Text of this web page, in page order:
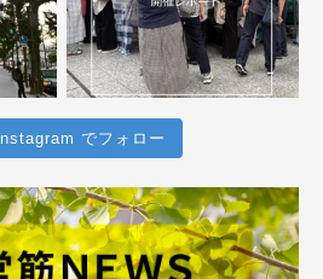
Instagram でフォロー